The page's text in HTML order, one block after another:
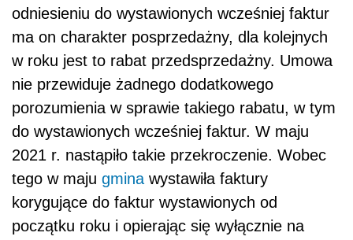
odniesieniu do wystawionych wcześniej faktur
ma on charakter posprzedażny, dla kolejnych
w roku jest to rabat przedsprzedażny. Umowa
nie przewiduje żadnego dodatkowego
porozumienia w sprawie takiego rabatu, w tym
do wystawionych wcześniej faktur. W maju
2021 r. nastąpiło takie przekroczenie. Wobec
tego w maju gminawystawiła faktury
korygujące do faktur wystawionych od
początku roku i opierając się wyłącznie na